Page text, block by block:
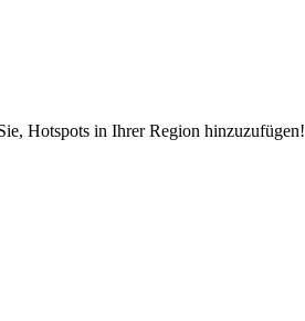
Hotspots in Ihrer Region hinzuzufügen!